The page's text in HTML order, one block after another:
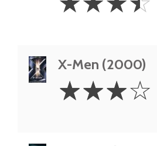
Stars
X-Men (2000)
Stars
☆☆☆☆